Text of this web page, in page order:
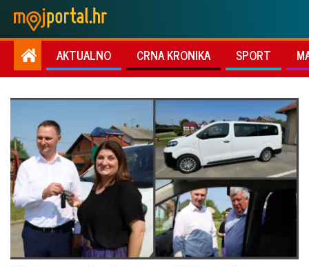
AKTUALNO CRNA KRONIKA SPORT